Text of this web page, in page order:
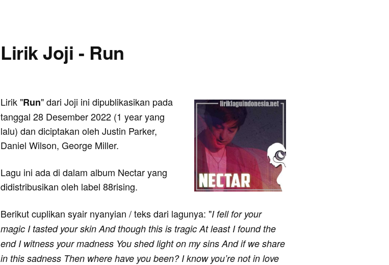
Lirik Joji - Run
Lirik "Run" dari Joji ini dipublikasikan pada
tanggal 28 Desember 2022 (1 year yang
lalu) dan diciptakan oleh Justin Parker,
Daniel Wilson, George Miller.
Lagu ini ada di dalam album Nectar yang
didistribusikan oleh label 88rising.
Berikut cuplikan syair nyanyian / teks dari lagunya: "I fell for your
magic I tasted your skin And though this is tragic At least I found the
end I witness your madness You shed light on my sins And if we share
in this sadness Then where have you been? I know you’re not in love